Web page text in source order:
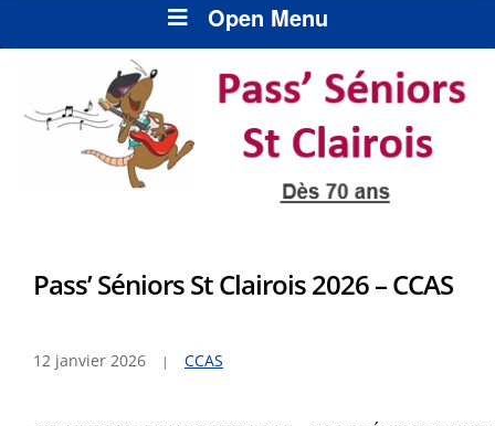
Open Menu
Pass’ Séniors St Clairois 2026 – CCAS
12 janvier 2026 CCAS